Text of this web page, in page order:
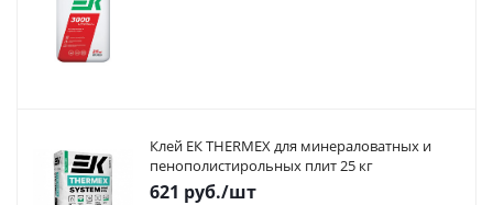
Клей ЕК THERMEX для минераловатных и
пенополистирольных плит 25 кг
621 руб./шт